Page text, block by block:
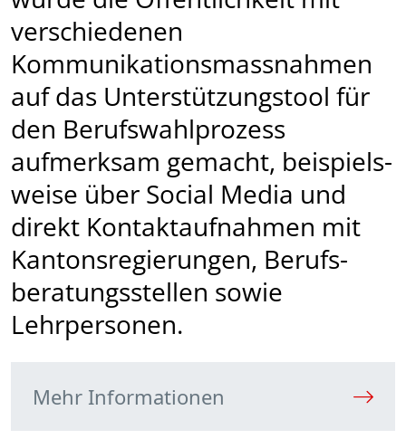
verschiedenen
Kommunikations­mass­nahmen
auf das Unterstützungstool für
den Berufswahlprozess
aufmerksam gemacht, beispiels­
weise über Social Media und
direkt Kontaktaufnahmen mit
Kantonsregierungen, Berufs­
bera­tungs­stellen sowie
Lehrpersonen.
Mehr Informationen